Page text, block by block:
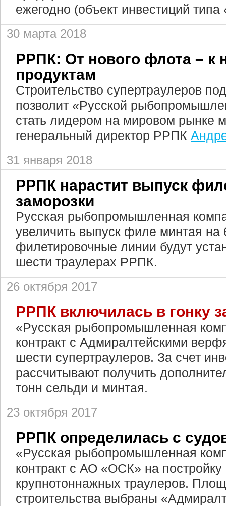
ежегодно (объект инвестиций
30 марта 2018
РРПК: От нового флота – к
продуктам
Строительство супертраулеров
позволит «Русской
стать лидером на мировом рынке
генеральный директор РРПК
31 января 2018
РРПК нарастит выпуск
заморозки
Русская рыбопромышленная
увеличить выпуск филе минтая на
филетировочные линии будут
шести траулерах РРПК.
26 октября 2017
РРПК включилась в гонку
«Русская рыбопромышленная
контракт с Адмиралтейскими
шести супертраулеров. За счет
рассчитывают получить
тонн сельди и минтая.
23 октября 2017
РРПК определилась с
«Русская рыбопромышленная
контракт с АО «ОСК» на
крупнотоннажных траулеров.
строительства выбраны